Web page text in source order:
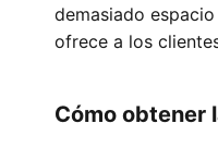
demasiado
ofrece a los
Cómo obtener